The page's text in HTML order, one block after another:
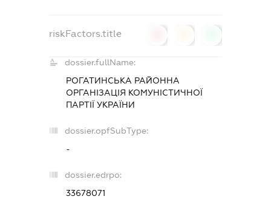
riskFactors.title
dossier.fullName:
РОГАТИНСЬКА РАЙОННА
ОРГАНІЗАЦІЯ КОМУНІСТИЧНОЇ
ПАРТІЇ УКРАЇНИ
dossier.opfSubType:
-
dossier.edrpo:
33678071